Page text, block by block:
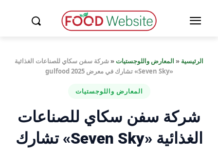
الرئيسية « المعارض واللوجستيات«شركة سفن سكاي للصناعات الغذائية
«Seven Sky» تشارك في معرض gulfood 2025
المعارض واللوجستيات
شركة سفن سكاي للصناعات
الغذائية «Seven Sky» تشارك